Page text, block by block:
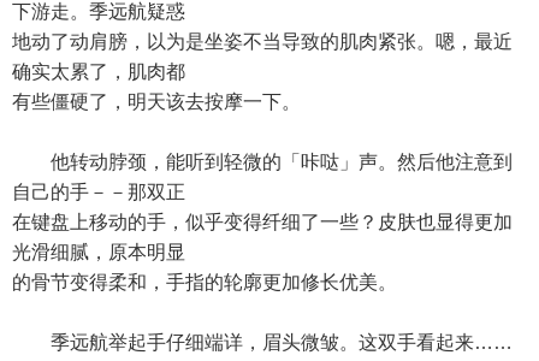
下游走。季远航疑惑
地动了动肩膀，以为是坐姿不当导致的肌肉紧张。嗯，最近
确实太累了，肌肉都
有些僵硬了，明天该去按摩一下。
他转动脖颈，能听到轻微的「咔哒」声。然后他注意到
自己的手－－那双正
在键盘上移动的手，似乎变得纤细了一些？皮肤也显得更加
光滑细腻，原本明显
的骨节变得柔和，手指的轮廓更加修长优美。
季远航举起手仔细端详，眉头微皱。这双手看起来……